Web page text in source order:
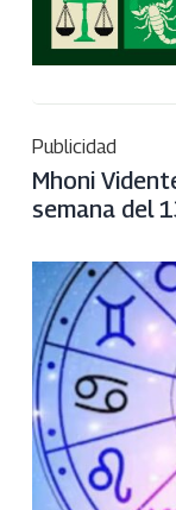
Publicidad
Mhoni
semana del